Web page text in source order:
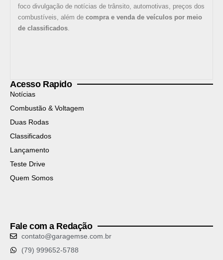
foco divulgação de notícias de trânsito, automotivas, preços dos
combustíveis, além de compra e venda de veículos por meio
de classificados.
Acesso Rapido
Notícias
Combustão & Voltagem
Duas Rodas
Classificados
Lançamento
Teste Drive
Quem Somos
Fale com a Redação
contato@garagemse.com.br
(79) 999652-5788